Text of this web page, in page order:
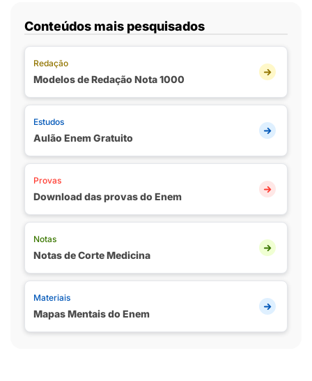
Conteúdos mais pesquisados
Redação
Modelos de Redação Nota 1000
Estudos
Aulão Enem Gratuito
Provas
Download das provas do Enem
Notas
Notas de Corte Medicina
Materiais
Mapas Mentais do Enem